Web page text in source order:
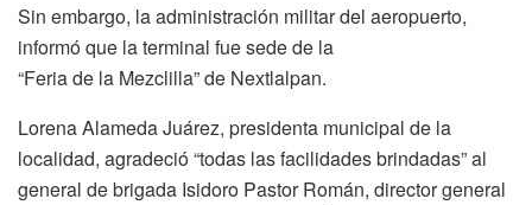
Sin embargo, la administración militar del aeropuerto,
informó que la terminal fue sede de la
“Feria de la Mezclilla” de Nextlalpan.
Lorena Alameda Juárez, presidenta municipal de la
localidad, agradeció “todas las facilidades brindadas” al
general de brigada Isidoro Pastor Román, director general